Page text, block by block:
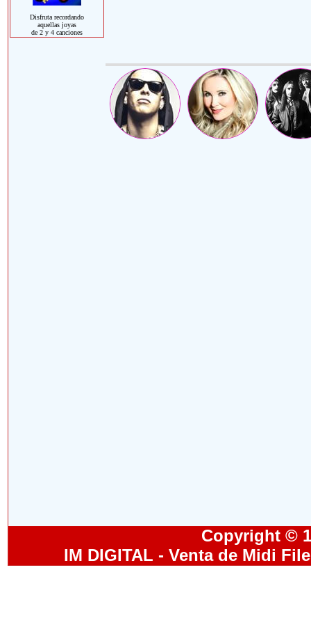
Disfruta recordando
aquellas joyas
de 2 y 4 canciones
Copyright ©
IM DIGITAL - Venta de Midi